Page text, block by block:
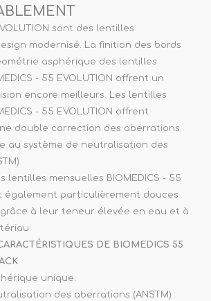
sont des lentilles
modernisé. La finition des bords
asphérique des lentilles
- 55 EVOLUTION offrent un
encore meilleurs. Les lentilles
- 55 EVOLUTION offrent
double correction des aberrations
au système de neutralisation des
lentilles mensuelles BIOMEDICS - 55
également particulièrement douces
à leur teneur élevée en eau et à
DE BIOMEDICS 55
unique.
des aberrations (ANSTM) :